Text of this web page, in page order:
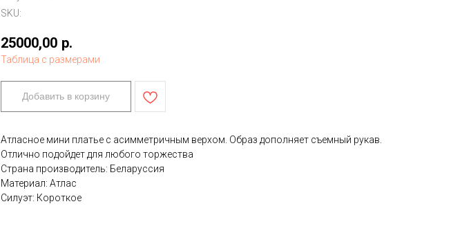
SKU:
25000,00 р.
Таблица с размерами
Добавить в корзину
Атласное мини платье с асимметричным верхом. Образ дополняет съемный рукав.
Отлично подойдет для любого торжества
Страна производитель: Беларуссия
Материал: Атлас
Силуэт: Короткое